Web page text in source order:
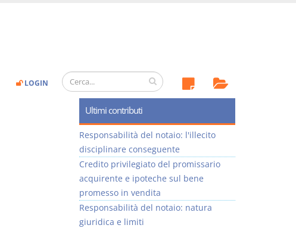
LOGIN
Ultimi contributi
Responsabilità del notaio: l'illecito
disciplinare conseguente
Credito privilegiato del promissario
acquirente e ipoteche sul bene
promesso in vendita
Responsabilità del notaio: natura
giuridica e limiti